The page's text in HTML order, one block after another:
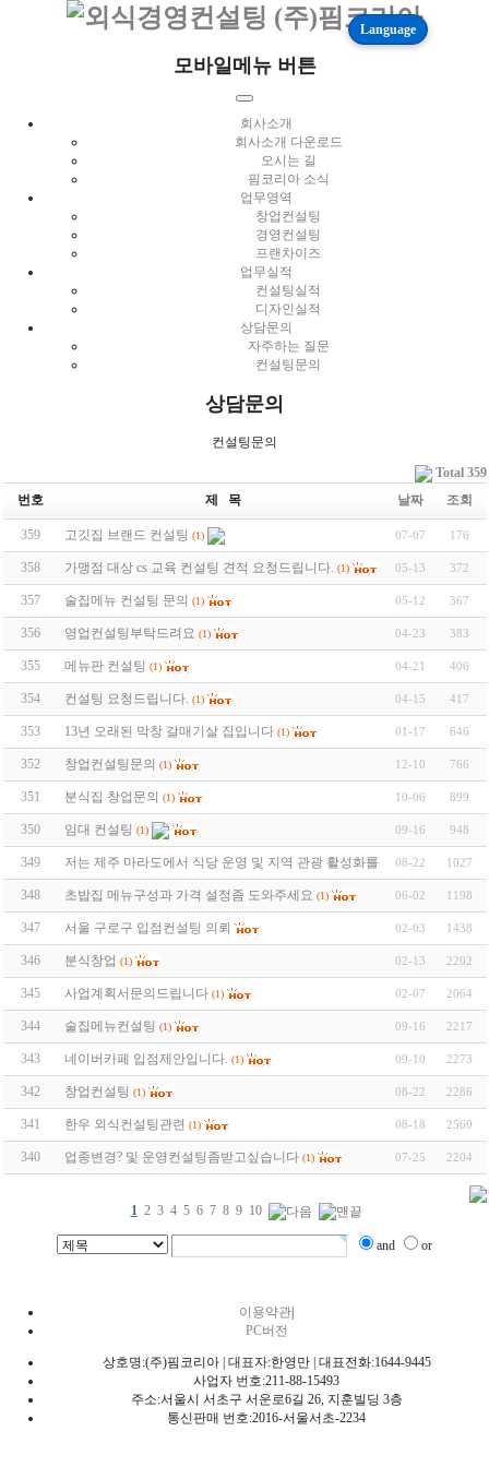
Language
모바일메뉴 버튼
회사소개
회사소개 다운로드
오시는 길
핌코리아 소식
업무영역
창업컨설팅
경영컨설팅
프랜차이즈
업무실적
컨설팅실적
디자인실적
상담문의
자주하는 질문
컨설팅문의
상담문의
컨설팅문의
Total 359
번호
제 목 날짜 조회
359 고깃집 브랜드 컨설팅 (1) 07-07 176
358 가맹점 대상 cs 교육 컨설팅 견적 요청드립니다. (1) 05-13 372
357 술집메뉴 컨설팅 문의 (1) 05-12 367
356 영업컨설팅부탁드려요 (1) 04-23 383
355 메뉴판 컨설팅 (1) 04-21 406
354 컨설팅 요청드립니다. (1) 04-15 417
353 13년 오래된 막창 갈매기살 집입니다 (1) 01-17 646
352 창업컨설팅문의 (1) 12-10 766
351 분식집 창업문의 (1) 10-06 899
350 임대 컨설팅 (1) 09-16 948
349 저는 제주 마라도에서 식당 운영 및 지역 관광 활성화를 고민하고 있는 관
08-22 1027
348 초밥집 메뉴구성과 가격 설정좀 도와주세요 (1) 06-02 1198
347 서울 구로구 입점컨설팅 의뢰 02-03 1438
346 분식창업 (1) 02-13 2202
345 사업계획서문의드립니다 (1) 02-07 2064
344 술집메뉴컨설팅 (1) 09-16 2217
343 네이버카페 입점제안입니다. (1) 09-10 2273
342 창업컨설팅 (1) 08-22 2286
341 한우 외식컨설팅관련 (1) 08-18 2560
340 업종변경? 및 운영컨설팅좀받고싶습니다 (1) 07-25 2204
1 2 3 4 5 6 7 8 9 10
and or
이용약관|
PC버전
상호명:(주)핌코리아 | 대표자:한영만 | 대표전화:1644-9445
사업자 번호:211-88-15493
주소:서울시 서초구 서운로6길 26, 지훈빌딩 3층
통신판매 번호:2016-서울서초-2234